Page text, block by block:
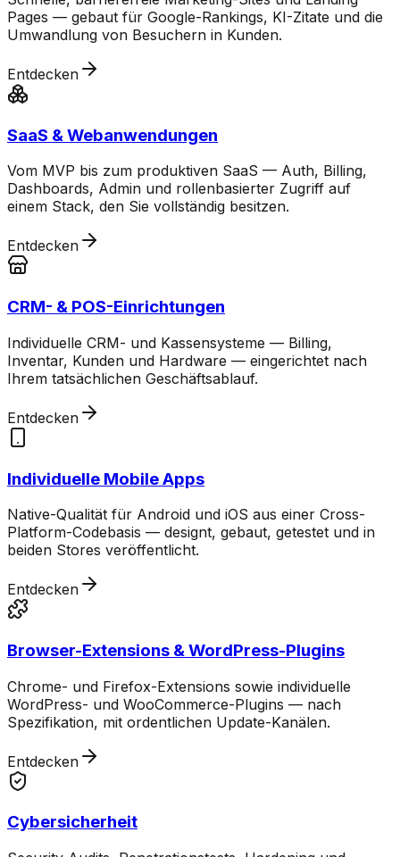
Pages — gebaut für Google-Rankings, KI-Zitate und die
Umwandlung von Besuchern in Kunden.
Entdecken
SaaS & Webanwendungen
Vom MVP bis zum produktiven SaaS — Auth, Billing,
Dashboards, Admin und rollenbasierter Zugriff auf
einem Stack, den Sie vollständig besitzen.
Entdecken
CRM- & POS-Einrichtungen
Individuelle CRM- und Kassensysteme — Billing,
Inventar, Kunden und Hardware — eingerichtet nach
Ihrem tatsächlichen Geschäftsablauf.
Entdecken
Individuelle Mobile Apps
Native-Qualität für Android und iOS aus einer Cross-
Platform-Codebasis — designt, gebaut, getestet und in
beiden Stores veröffentlicht.
Entdecken
Browser-Extensions & WordPress-Plugins
Chrome- und Firefox-Extensions sowie individuelle
WordPress- und WooCommerce-Plugins — nach
Spezifikation, mit ordentlichen Update-Kanälen.
Entdecken
Cybersicherheit